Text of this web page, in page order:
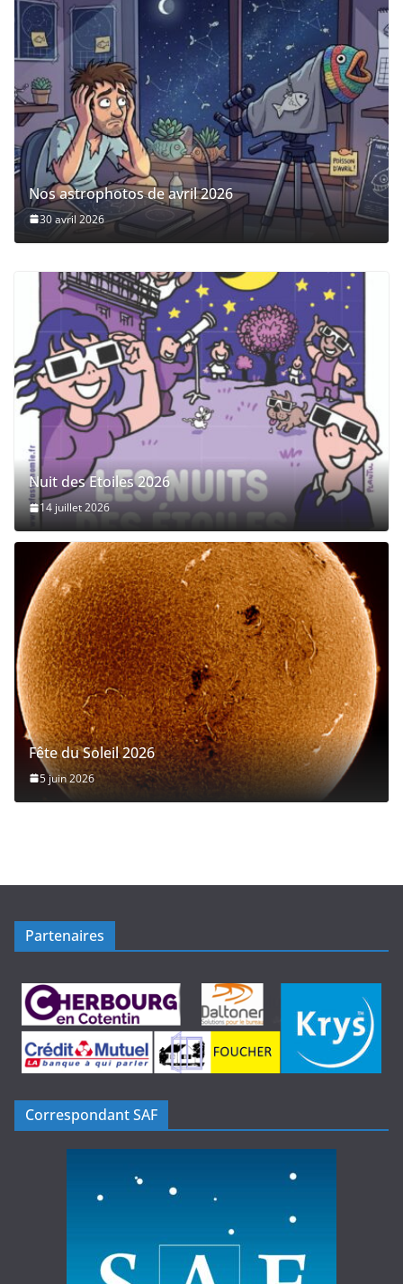
Nos astrophotos de avril 2026
30 avril 2026
Nuit des Etoiles 2026
14 juillet 2026
Fête du Soleil 2026
5 juin 2026
Partenaires
Correspondant SAF